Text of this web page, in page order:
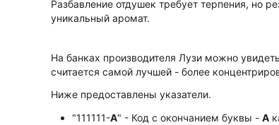
Разбавление отдушек требует терпения, но
уникальный аромат.
На банках производителя Лузи можно
считается самой лучшей - более
Ниже предоставлены указатели.
"111111-А" - Код с окончанием буквы - А